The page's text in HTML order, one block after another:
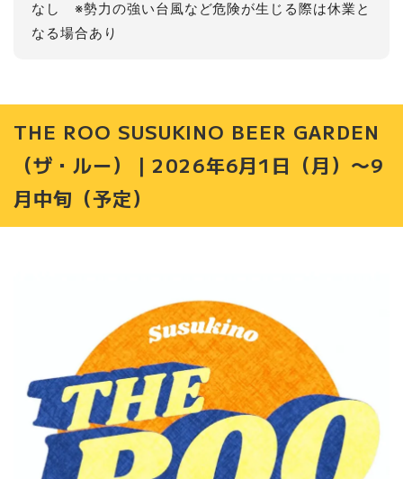
なし ※勢力の強い台風など危険が生じる際は休業と
なる場合あり
THE ROO SUSUKINO BEER GARDEN
（ザ・ルー）｜2026年6月1日（月）〜9
月中旬（予定）